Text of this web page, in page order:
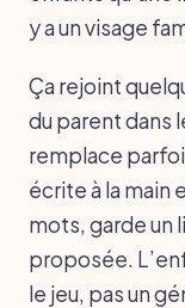
y a un visage
Ça rejoint
du parent dans
remplace
écrite à la main
mots, garde un
proposée.
le jeu, pas un